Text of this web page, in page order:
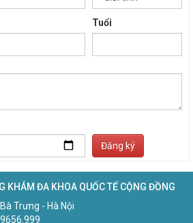
Tuổi
Đăng ký
KHÁM ĐA KHOA QUỐC TẾ CỘNG ĐỒNG
Trưng - Hà Nội